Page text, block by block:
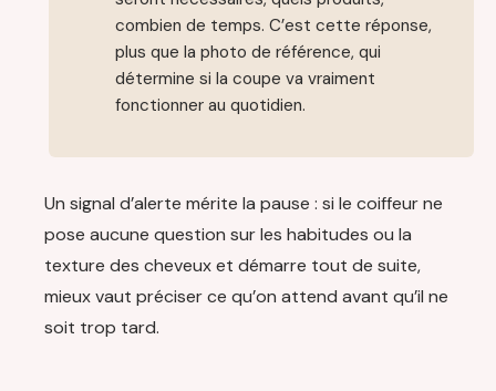
combien de temps. C’est cette réponse,
plus que la photo de référence, qui
détermine si la coupe va vraiment
fonctionner au quotidien.
Un signal d’alerte mérite la pause : si le coiffeur ne
pose aucune question sur les habitudes ou la
texture des cheveux et démarre tout de suite,
mieux vaut préciser ce qu’on attend avant qu’il ne
soit trop tard.